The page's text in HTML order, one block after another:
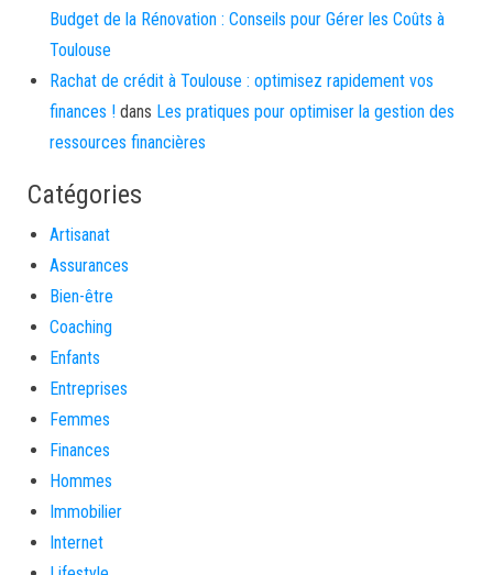
Budget de la Rénovation : Conseils pour Gérer les Coûts à
Toulouse
Rachat de crédit à Toulouse : optimisez rapidement vos
finances ! dans Les pratiques pour optimiser la gestion des
ressources financières
Catégories
Artisanat
Assurances
Bien-être
Coaching
Enfants
Entreprises
Femmes
Finances
Hommes
Immobilier
Internet